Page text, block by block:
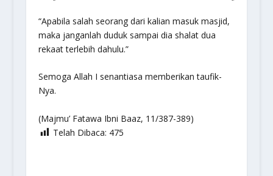
“Apabila salah seorang dari kalian masuk masjid,
maka janganlah duduk sampai dia shalat dua
rekaat terlebih dahulu.”
Semoga Allah I senantiasa memberikan taufik-
Nya.
(Majmu’ Fatawa Ibni Baaz, 11/387-389)
Telah Dibaca: 475